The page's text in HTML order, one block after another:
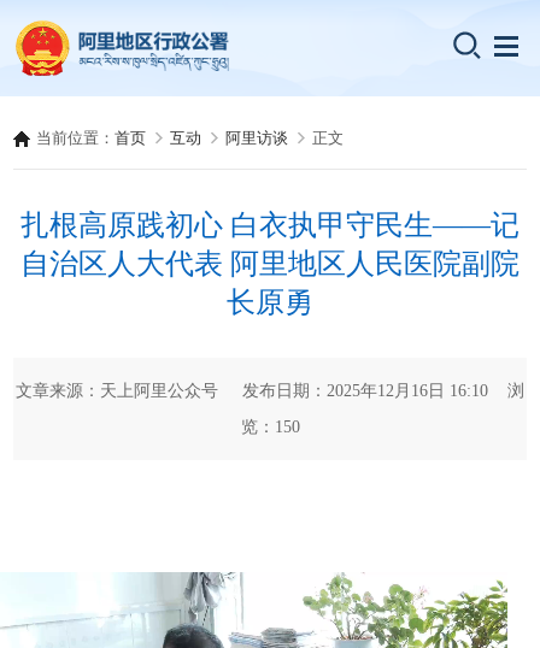
当前位置：首页 互动 阿里访谈 正文
扎根高原践初心 白衣执甲守民生——记
自治区人大代表 阿里地区人民医院副院
长原勇
文章来源：天上阿里公众号 发布日期：2025年12月16日 16:10 浏
览： 150